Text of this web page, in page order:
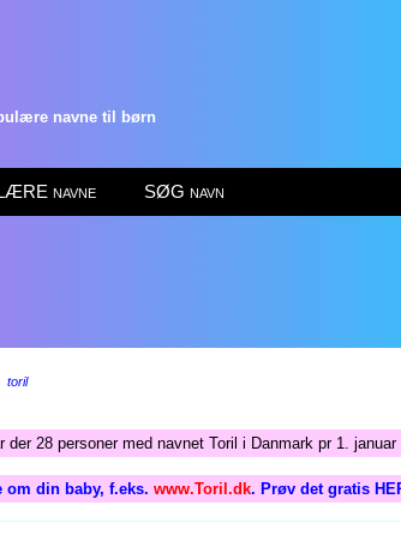
navne til børn
navne SØG navn
toril
28 personer med navnet Toril i Danmark pr 1. januar
om din baby, f.eks. www.Toril.dk. Prøv det gratis